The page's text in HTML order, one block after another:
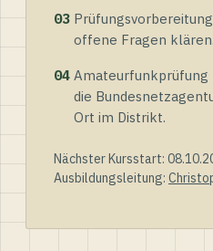
03
offene Fragen klären.
04
die
Ort im Distrikt.
Nächster Kursstart:
Ausbildungsleitung: